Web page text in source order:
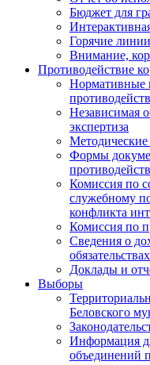
Бюджет для
Горячие
Внимание,
Противодействие
Нормативные
Независимая
экспертиза
Формы
Комиссия по
служебному
конфликта
Комиссия по
Сведения о
Доклады и
Выборы
Беловского
Информация
объединений